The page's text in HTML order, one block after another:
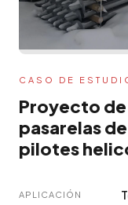
CASO DE
Proyecto
pasarelas
pilotes
APLICACIÓN